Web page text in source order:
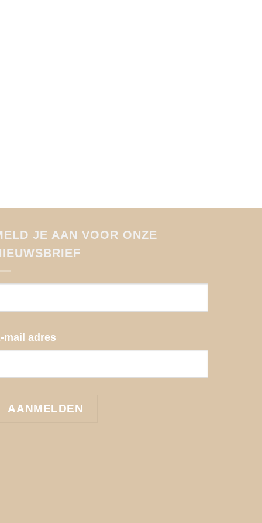
JE AAN VOOR ONZE
mail adres